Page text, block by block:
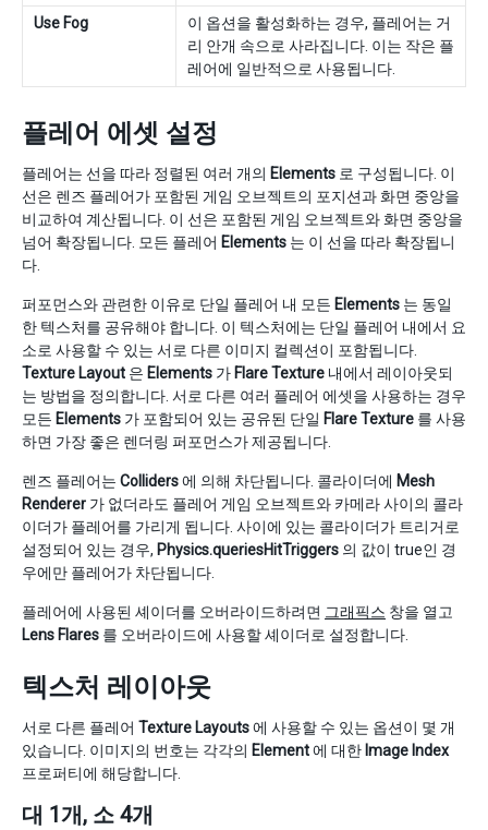
Use Fog
이 옵션을 활성화하는 경우, 플레어는 거
리 안개 속으로 사라집니다. 이는 작은 플
레어에 일반적으로 사용됩니다.
플레어 에셋 설정
플레어는 선을 따라 정렬된 여러 개의 Elements 로 구성됩니다. 이
선은 렌즈 플레어가 포함된 게임 오브젝트의 포지션과 화면 중앙을
비교하여 계산됩니다. 이 선은 포함된 게임 오브젝트와 화면 중앙을
넘어 확장됩니다. 모든 플레어 Elements 는 이 선을 따라 확장됩니
다.
퍼포먼스와 관련한 이유로 단일 플레어 내 모든 Elements 는 동일
한 텍스처를 공유해야 합니다. 이 텍스처에는 단일 플레어 내에서 요
소로 사용할 수 있는 서로 다른 이미지 컬렉션이 포함됩니다.
Texture Layout 은 Elements 가 Flare Texture 내에서 레이아웃되
는 방법을 정의합니다. 서로 다른 여러 플레어 에셋을 사용하는 경우
모든 Elements 가 포함되어 있는 공유된 단일 Flare Texture 를 사용
하면 가장 좋은 렌더링 퍼포먼스가 제공됩니다.
렌즈 플레어는 Colliders에 의해 차단됩니다. 콜라이더에 Mesh
Renderer 가 없더라도 플레어 게임 오브젝트와 카메라 사이의 콜라
이더가 플레어를 가리게 됩니다. 사이에 있는 콜라이더가 트리거로
설정되어 있는 경우, Physics.queriesHitTriggers 의 값이 true인 경
우에만 플레어가 차단됩니다.
플레어에 사용된 셰이더를 오버라이드하려면 그래픽스 창을 열고
Lens Flares 를 오버라이드에 사용할 셰이더로 설정합니다.
텍스처 레이아웃
서로 다른 플레어 Texture Layouts에 사용할 수 있는 옵션이 몇 개
있습니다. 이미지의 번호는 각각의 Element에 대한 Image Index
프로퍼티에 해당합니다.
대 1개, 소 4개